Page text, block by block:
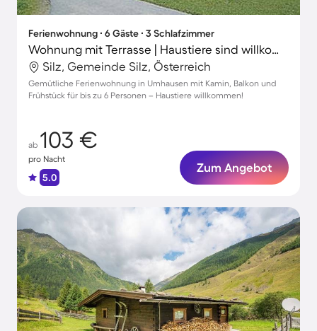
Ferienwohnung ∙ 6 Gäste ∙ 3 Schlafzimmer
Wohnung mit Terrasse | Haustiere sind willkommen
Silz, Gemeinde Silz, Österreich
Gemütliche Ferienwohnung in Umhausen mit Kamin, Balkon und
Frühstück für bis zu 6 Personen – Haustiere willkommen!
ab 103 €
pro Nacht
5.0
Zum Angebot